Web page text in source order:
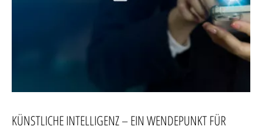
​​KÜNSTLICHE INTELLIGENZ – EIN WENDEPUNKT FÜR